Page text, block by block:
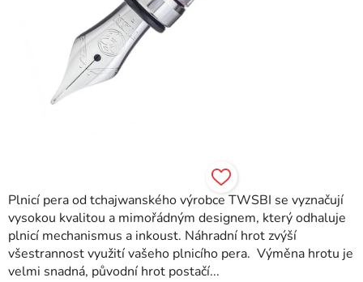
Plnicí pera od tchajwanského výrobce TWSBI se vyznačují
vysokou kvalitou a mimořádným designem, který odhaluje
plnicí mechanismus a inkoust. Náhradní hrot zvýší
všestrannost využití vašeho plnicího pera. Výměna hrotu je
velmi snadná, původní hrot postačí...